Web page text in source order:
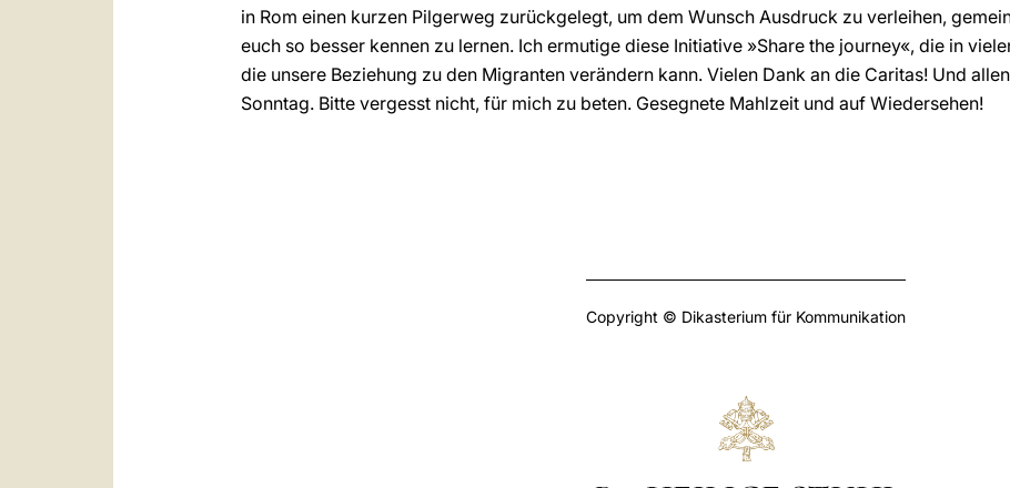
in Rom einen kurzen Pilgerweg zurückgelegt, um dem Wunsch Ausdruck zu verleihen,
euch so besser kennen zu lernen. Ich ermutige diese Initiative »Share the journey«, die in
die unsere Beziehung zu den Migranten verändern kann. Vielen Dank an die Caritas! Und
Sonntag. Bitte vergesst nicht, für mich zu beten. Gesegnete Mahlzeit und auf Wiedersehen!
Copyright © Dikasterium für Kommunikation